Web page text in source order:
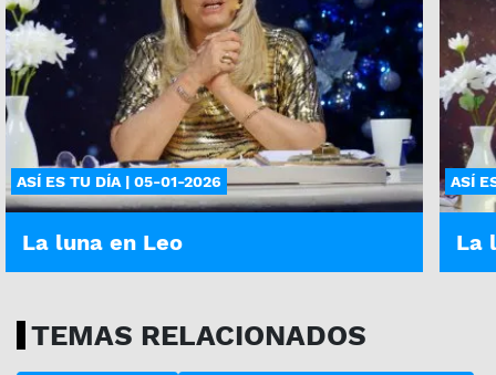
ASÍ ES TU DÍA | 05-01-2026
La luna en Leo
ASÍ
La
TEMAS RELACIONADOS